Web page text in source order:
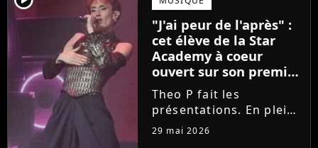
Marlène Schaff ne
rempilera pas à la table
des professeurs...
"J'ai peur de l'après" :
cet élève de la Star
Academy à coeur
ouvert sur son premier
single intime
Theo P fait les
présentations. En pleine
tournée, l'élève de la
29 mai 2026